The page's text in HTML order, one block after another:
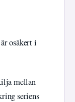
osäkert i
mellan
seriens